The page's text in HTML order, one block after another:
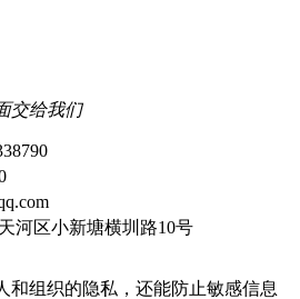
交给我们
河区小新塘横圳路10号
和组织的隐私，还能防止敏感信息